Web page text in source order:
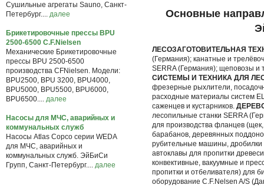
Сушильные агрегаты Sauno, Санкт-
Петербург.... далее
Брикетировочные прессы BPU
2500-6500 C.F.Nielsen
Механические Брикетировочные
прессы BPU 2500-6500
производства CFNielsen. Модели:
BPU2500, BPU 3200, BPU4000,
BPU5000, BPU5500, BPU6000,
BPU6500.... далее
Насосы для МЧС, аварийных и
коммунальных служб
Насосы Atlas Copco серии WEDA
для МЧС, аварийных и
коммунальных служб. ЭйБиСи
Групп, Санкт-Петербург.... далее
Основные
ЛЕСОЗАГОТОВИТЕЛЬНАЯ
(Германия); канатные и
SERRA (Германия); щеповозы
СИСТЕМЫ И ТЕХНИКА ДЛЯ
фрезерные рыхлители,
расходные материалы систем
саженцев и кустарников.
лесопильные станки SERRA
для производства фланцев
барабанов, деревянных
рубительные машины,
автоклавы для пропитки
конвективные, вакуумные и
пропитки и отбеливателя) для
оборудование C.F.Nelsen A/S